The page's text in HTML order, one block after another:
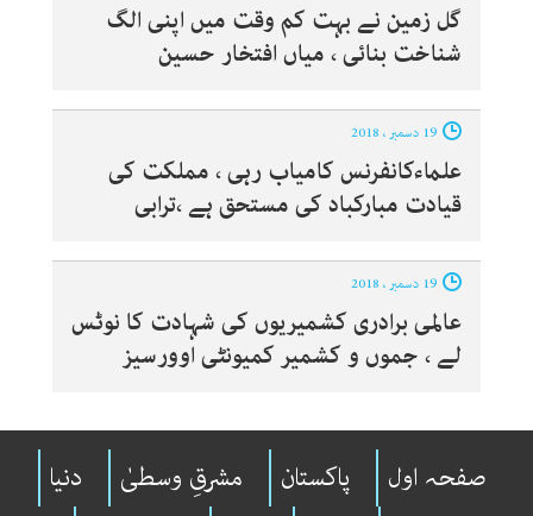
گل زمین نے بہت کم وقت میں اپنی الگ
شناخت بنائی ، میاں افتخار حسین
علماءکانفرنس کامیاب رہی ، مملکت کی
قیادت مبارکباد کی مستحق ہے ،ترابی
عالمی برادری کشمیریوں کی شہادت کا نوٹس
لے ، جموں و کشمیر کمیونٹی اوورسیز
صفحہ اول پاکستان مشرقِ وسطیٰ
دنیا